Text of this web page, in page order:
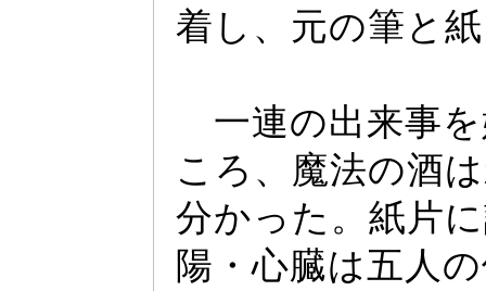
着し、元の筆と
一連の出来事
ころ、魔法の酒
分かっ た。紙片
陽・心臓は五人